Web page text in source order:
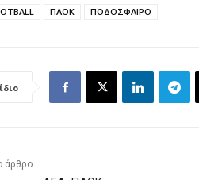
ΠΑΟΚ ΠΟΔΟΣΦΑΙΡΟ
άρθρο